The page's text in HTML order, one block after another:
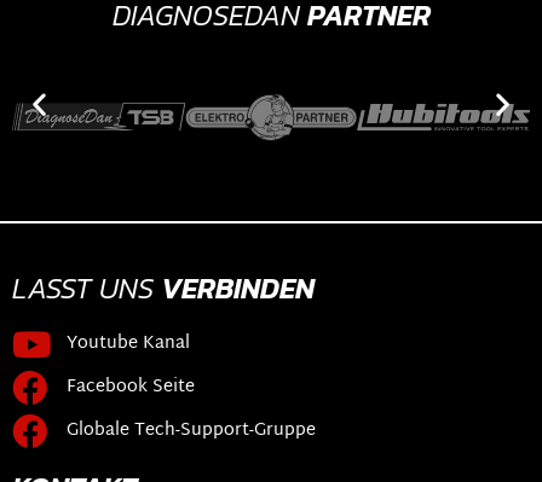
DIAGNOSEDANPARTNER
LASST UNS VERBINDEN
Youtube Kanal
Facebook Seite
Globale Tech-Support-Gruppe